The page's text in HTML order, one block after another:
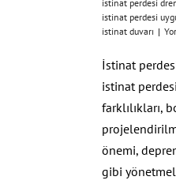
istinat perdesi
istinat perdesi
istinat duvarı |
İstinat
istinat
farklılıkları,
önemi,
gibi